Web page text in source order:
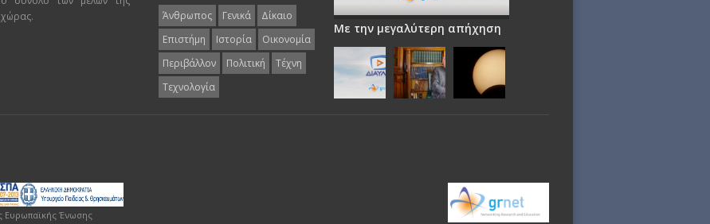
χώρας.
Άνθρωπος Γενικά
Δίκαιο
Επιστήμη
Ιστορία
Οικονομία
Περιβάλλον
Πολιτική
Τέχνη
Τεχνολογία
Με την μεγαλύτερη απήχηση
Ευρωπαϊκής Ένωσης